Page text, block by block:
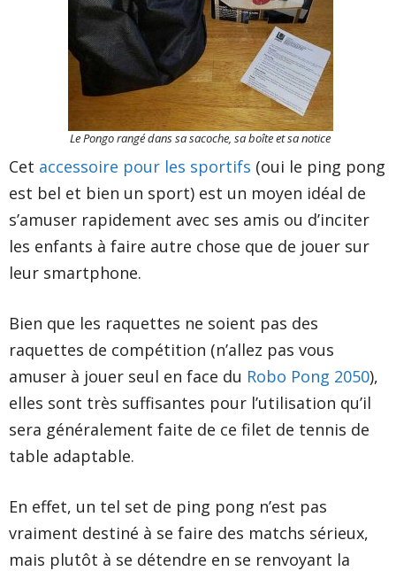
Le Pongo rangé dans sa sacoche, sa boîte et sa notice
Cet accessoire pour les sportifs (oui le ping pong
est bel et bien un sport) est un moyen idéal de
s’amuser rapidement avec ses amis ou d’inciter
les enfants à faire autre chose que de jouer sur
leur smartphone.
Bien que les raquettes ne soient pas des
raquettes de compétition (n’allez pas vous
amuser à jouer seul en face du Robo Pong 2050),
elles sont très suffisantes pour l’utilisation qu’il
sera généralement faite de ce filet de tennis de
table adaptable.
En effet, un tel set de ping pong n’est pas
vraiment destiné à se faire des matchs sérieux,
mais plutôt à se détendre en se renvoyant la